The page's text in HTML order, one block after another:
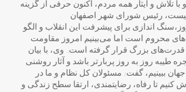
تلاش و ایثار همه مردم، اکنون حرفی از گزینه
نیست، رئیس شورای شهر اصفهان
اندازی برای پیشرفت این انقلاب و الگو
محروم است اما می‌بینیم امروز مقاومت
بزرگ قرار گرفته است. وی، با بیان
طیبه روز به روز پربارتر باشد و آثار روشنی
ببینیم، گفت: مسئولان کل نظام و ما در
کنیم تا رفاه، رضایتمندی، ارتقا سطح زندگی و